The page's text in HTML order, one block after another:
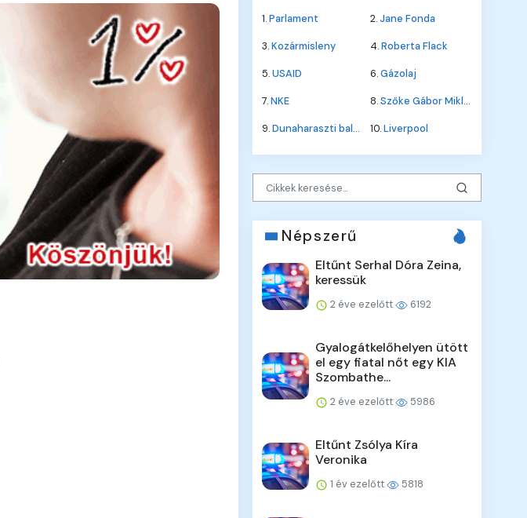
1.Parlament 2.Jane Fonda
3.Kozármisleny 4.Roberta Flack
5.USAID 6.Gázolaj
7.NKE 8.Szőke Gábor Miklós
9.Dunaharaszti baleset 10.Liverpool
Népszerű
Eltűnt Serhal Dóra Zeina,
keressük
2 éve ezelőtt 6192
Gyalogátkelőhelyen ütött
el egy fiatal nőt egy KIA
Szombathe...
2 éve ezelőtt 5986
Eltűnt Zsólya Kíra
Veronika
1 év ezelőtt 5818